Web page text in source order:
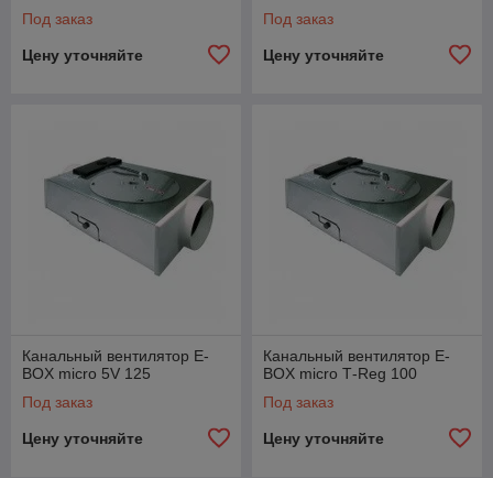
Под заказ
Цену уточняйте
Под заказ
Цену уточняйте
Канальный вентилятор E-
BOX micro 5V 125
Под заказ
Цену уточняйте
Канальный вентилятор E-
BOX micro Т-Reg 100
Под заказ
Цену уточняйте